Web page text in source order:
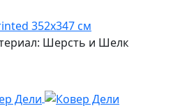
352x347 см
Шерсть и Шелк